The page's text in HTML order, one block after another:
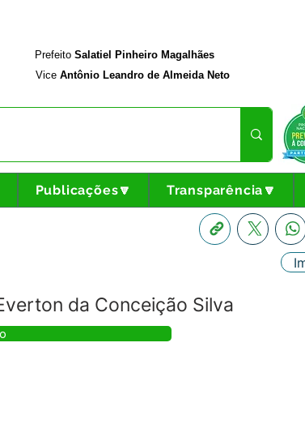
Prefeito Salatiel Pinheiro Magalhães
Vice Antônio Leandro de Almeida Neto
Publicações🔽 Transparência🔽
da Conceição Silva